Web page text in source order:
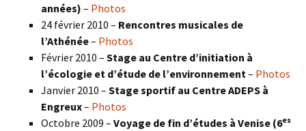
années) – Photos
24 février 2010 – Rencontres musicales de
l’Athénée– Photos
Février 2010 – Stage au Centre d’initiation à
l’écologie et d’étude de l’environnement – Photos
Janvier 2010 – Stage sportif au Centre ADEPS à
Engreux– Photos
Octobre 2009 – Voyage de fin d’études à Venise (6es